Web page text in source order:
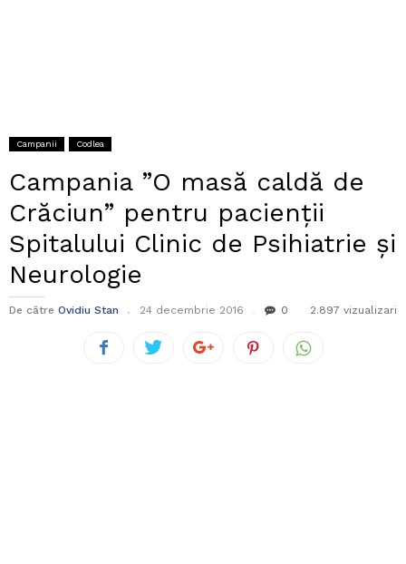
Campanii Codlea
Campania ”O masă caldă de
Crăciun” pentru pacienții
Spitalului Clinic de Psihiatrie și
Neurologie
De către Ovidiu Stan 24 decembrie 2016 0 2.897 vizualizari